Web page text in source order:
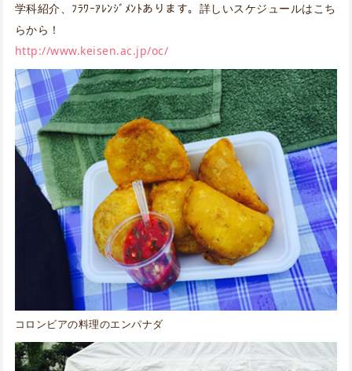
学科紹介、ﾌﾗﾜｰｱﾚﾝｼﾞﾒﾝﾄあります。詳しいスケジュールはこち
らから！
http://www.keisen.ac.jp/oc/
コロンビアの料理のエンパナダ